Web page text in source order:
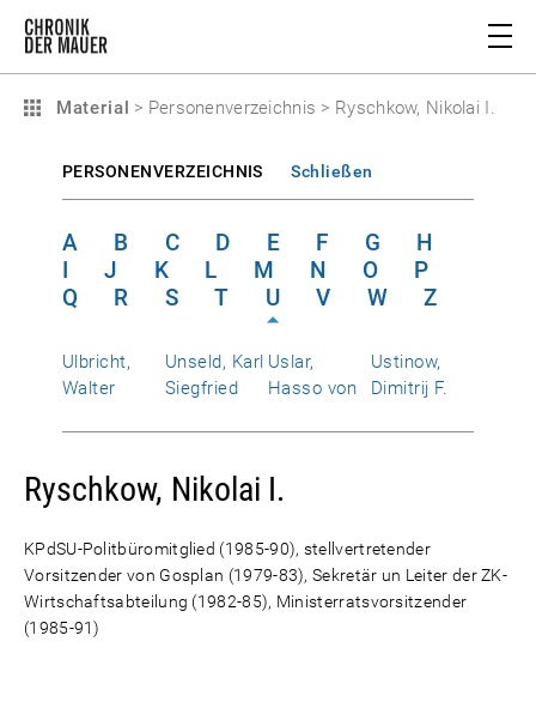
Material > Personenverzeichnis > Ryschkow, Nikolai I.
PERSONENVERZEICHNIS Schließen
A B C D E F G
H
I
J K L M N O
P
Q
R S T U V W Z
Ulbricht,
Walter
Unseld, Karl
Siegfried
Uslar,
Hasso von
Ustinow,
Dimitrij F.
Ryschkow, Nikolai I.
KPdSU-Politbüromitglied (1985-90), stellvertretender
Vorsitzender von Gosplan (1979-83), Sekretär un Leiter der ZK-
Wirtschaftsabteilung (1982-85), Ministerratsvorsitzender
(1985-91)